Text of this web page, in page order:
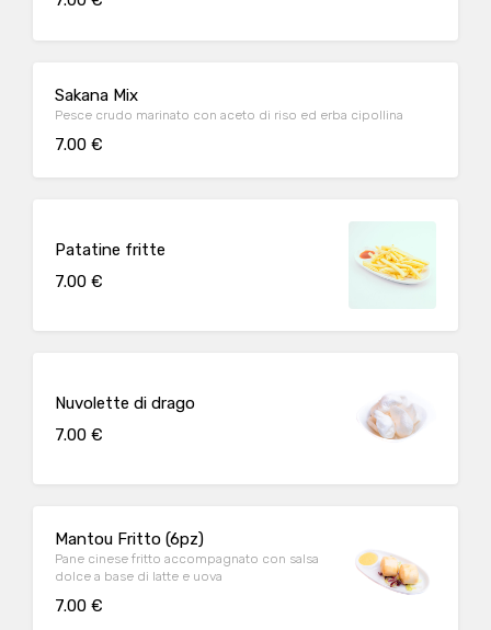
Sakana Mix
Pesce crudo marinato con aceto di riso ed erba cipollina
7.00 €
Patatine fritte
7.00 €
Nuvolette di drago
7.00 €
Mantou Fritto (6pz)
Pane cinese fritto accompagnato con salsa
dolce a base di latte e uova
7.00 €